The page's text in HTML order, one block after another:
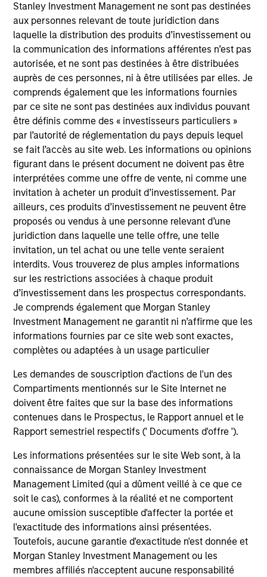
Stanley Investment Management ne sont pas destinées
aux personnes relevant de toute juridiction dans
laquelle la distribution des produits d’investissement ou
la communication des informations afférentes n’est pas
autorisée, et ne sont pas destinées à être distribuées
auprès de ces personnes, ni à être utilisées par elles. Je
comprends également que les informations fournies
par ce site ne sont pas destinées aux individus pouvant
être définis comme des « investisseurs particuliers »
par l’autorité de réglementation du pays depuis lequel
se fait l’accès au site web. Les informations ou opinions
figurant dans le présent document ne doivent pas être
interprétées comme une offre de vente, ni comme une
invitation à acheter un produit d’investissement. Par
ailleurs, ces produits d’investissement ne peuvent être
proposés ou vendus à une personne relevant d’une
juridiction dans laquelle une telle offre, une telle
invitation, un tel achat ou une telle vente seraient
interdits. Vous trouverez de plus amples informations
sur les restrictions associées à chaque produit
d’investissement dans les prospectus correspondants.
Je comprends également que Morgan Stanley
Investment Management ne garantit ni n’affirme que les
informations fournies par ce site web sont exactes,
complètes ou adaptées à un usage particulier
Les demandes de souscription d'actions de l'un des
Compartiments mentionnés sur le Site Internet ne
doivent être faites que sur la base des informations
contenues dans le Prospectus, le Rapport annuel et le
Rapport semestriel respectifs (' Documents d'offre ').
Les informations présentées sur le site Web sont, à la
connaissance de Morgan Stanley Investment
Management Limited (qui a dûment veillé à ce que ce
soit le cas), conformes à la réalité et ne comportent
aucune omission susceptible d'affecter la portée et
l'exactitude des informations ainsi présentées.
Toutefois, aucune garantie d'exactitude n'est donnée et
Morgan Stanley Investment Management ou les
membres affiliés n'acceptent aucune responsabilité
Expertise
We help treasury professionals and other
clients navigate the ever-evolving cash
management landscape through a
combination of expertise, resources and
strategies.
Resources
Our dedicated team offers client-focused
resources and expertise with technology-
based support and solutions.
Investment solutions
Strategies to meet a range of investor
cash-management needs – from liquidity
and money markets to ultra-short funds and
customized solutions.